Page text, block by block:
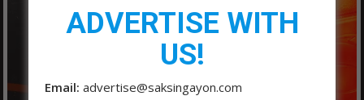
ADVERTISE WITH
US!
Email: advertise@saksingayon.com